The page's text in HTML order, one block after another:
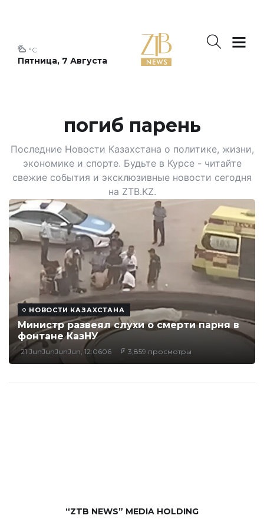
Пятница, 7 Августа
°C
погиб парень
Последние Новости Казахстана о политике, жизни,
экономике и спорте. Будьте в Курсе - читайте
свежие события и эксклюзивные новости сегодня
на ZTB.KZ.
НОВОСТИ КАЗАХСТАНА
Министр развеял слухи о смерти парня в
фонтане КазНУ
21 JunJunJunJun, 12:0606 3,859 просмотры
“ZTB NEWS” MEDIA HOLDING